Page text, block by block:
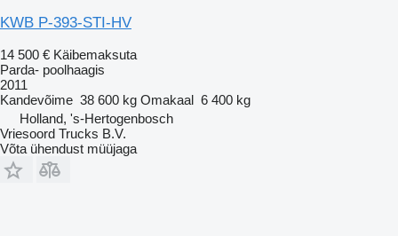
KWB P-393-STI-HV
14 500 € Käibemaksuta
Parda- poolhaagis
2011
Kandevõime 38 600 kg Omakaal 6 400 kg
Holland, 's-Hertogenbosch
Vriesoord Trucks B.V.
Võta ühendust müüjaga